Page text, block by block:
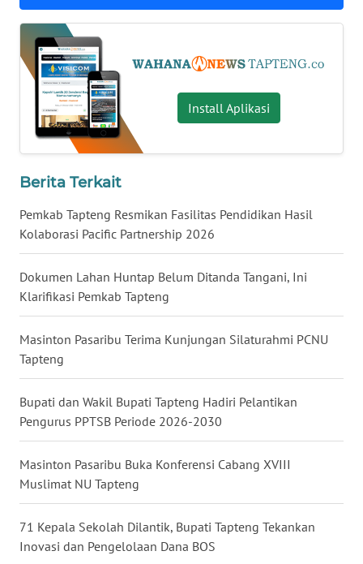
Install Aplikasi
Berita Terkait
Pemkab Tapteng Resmikan Fasilitas Pendidikan Hasil
Kolaborasi Pacific Partnership 2026
Dokumen Lahan Huntap Belum Ditanda Tangani, Ini
Klarifikasi Pemkab Tapteng
Masinton Pasaribu Terima Kunjungan Silaturahmi PCNU
Tapteng
Bupati dan Wakil Bupati Tapteng Hadiri Pelantikan
Pengurus PPTSB Periode 2026-2030
Masinton Pasaribu Buka Konferensi Cabang XVIII
Muslimat NU Tapteng
71 Kepala Sekolah Dilantik, Bupati Tapteng Tekankan
Inovasi dan Pengelolaan Dana BOS
WN
KALTARA
WN
KALSEL
WN
KALTIM
WN
SULSEL
WN
GORONTALO
WN
SULUT
WN
MALUKU
MALUT
DAIRI